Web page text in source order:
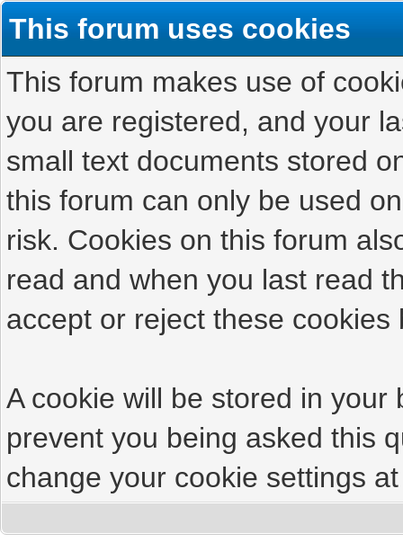
This forum uses cookies
This forum makes use of
you are registered, and your
small text documents stored
this forum can only be used
risk. Cookies on this forum
read and when you last read
accept or reject these cookies
A cookie will be stored in
prevent you being asked this
change your cookie settings